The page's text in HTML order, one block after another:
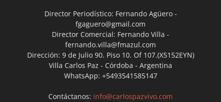
Director Periodístico: Fernando Agüero -
fgaguero@gmail.com
Director Comercial: Fernando Villa -
fernando.villa@fmazul.com
Dirección: 9 de Julio 90. Piso 10. Of 107.(X5152EYN)
Villa Carlos Paz - Córdoba - Argentina
WhatsApp: +5493541585147
Contáctanos: info@carlospazvivo.com